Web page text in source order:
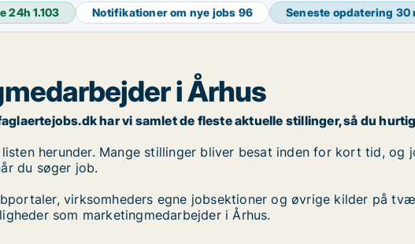
24h1.103 Notifikationer om nye jobs 96 Seneste opdatering 30
i Århus
har vi samlet de fleste aktuelle stillinger, så du
herunder. Mange stillinger bliver besat inden for kort tid,
du søger job.
virksomheders egne jobsektioner og øvrige kilder på
som marketingmedarbejder i Århus.